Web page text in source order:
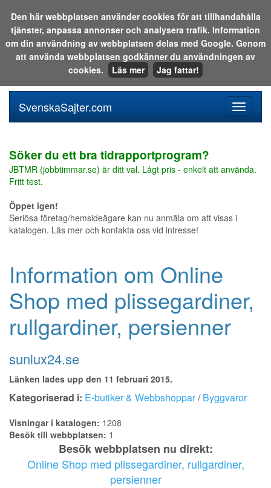
Sök i katalogen eller på webben:
meny
SvenskaSajter.com
Söker du ett bra tidrapportprogram?
JBTMR (jobbtimmar.se) är ditt val. Lågt pris - enkelt att använda.
Fritt test.
Öppet igen!
Seriösa företag/hemsideägare kan nu anmäla om att visas i
katalogen. Läs mer och kontakta oss vid intresse!
Information om Online
Shop med plissegardiner,
rullgardiner, persienner
sunlux24.se
Länken lades upp den 11 februari 2015.
Kategoriserad i: E-butiker & Webbshoppar/Byggvaror
Visningar i katalogen: 1208
Besök till webbplatsen: 1
Besök webbplatsen nu direkt:
Online Shop med plissegardiner, rullgardiner,
persienner
Den här webbplatsen använder cookies för att tillhandahålla
tjänster, anpassa annonser och analysera trafik. Information
om din användning av webbplatsen delas med Google. Genom
att använda webbplatsen godkänner du användningen av
cookies.
Läs mer Jag fattar!